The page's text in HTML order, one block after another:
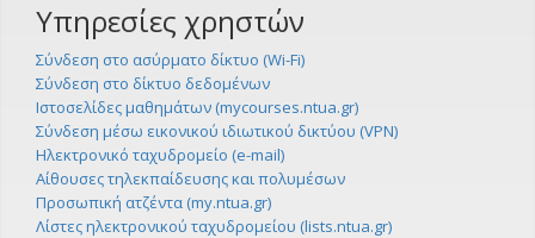
Υπηρεσίες χρηστών
Σύνδεση στο ασύρματο δίκτυο (Wi-Fi)
Σύνδεση στο δίκτυο δεδομένων
Ιστοσελίδες μαθημάτων (mycourses.ntua.gr)
Σύνδεση μέσω εικονικού ιδιωτικού δικτύου (VPN)
Ηλεκτρονικό ταχυδρομείο (e-mail)
Αίθουσες τηλεκπαίδευσης και πολυμέσων
Προσωπική ατζέντα (my.ntua.gr)
Λίστες ηλεκτρονικού ταχυδρομείου (lists.ntua.gr)